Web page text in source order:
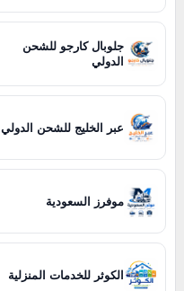
جلوبال كارجو للشحن
الدولي
عبر الخليج للشحن الدولي
موفرز السعودية
الكوثر للخدمات المنزلية